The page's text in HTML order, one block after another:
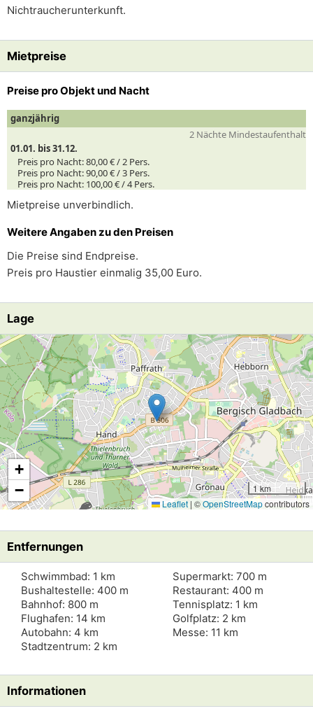
Nichtraucherunterkunft.
Mietpreise
Preise pro Objekt und Nacht
ganzjährig
2 Nächte Mindestaufenthalt
01.01. bis 31.12.
Preis pro Nacht:80,00 € /2 Pers.
Preis pro Nacht:90,00 € /3 Pers.
Preis pro Nacht: 100,00 € /4Pers.
Mietpreise unverbindlich.
Weitere Angaben zu den Preisen
Die Preise sind Endpreise.
Preis pro Haustier einmalig 35,00 Euro.
Lage
Lade Lageplan
+
−
1 km
Leaflet | ©OpenStreetMapcontributors
Entfernungen
Schwimmbad: 1 km
Bushaltestelle: 400 m
Bahnhof: 800 m
Flughafen: 14 km
Autobahn: 4 km
Stadtzentrum: 2 km
Supermarkt: 700 m
Restaurant: 400 m
Tennisplatz: 1 km
Golfplatz: 2 km
Messe: 11 km
Informationen